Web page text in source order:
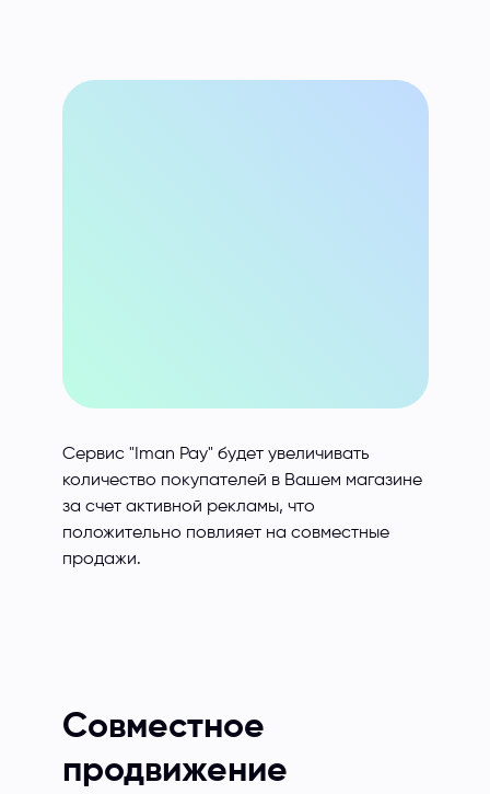
Сервис "Iman Pay" будет увеличивать
количество покупателей в Вашем магазине
за счет активной рекламы, что
положительно повлияет на совместные
продажи.
Совместное
продвижение